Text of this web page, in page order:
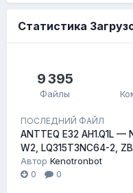
Статистика
9 395
Файлы
ПОСЛЕДНИЙ ФАЙЛ
ANTTEQ E32 AH1.Q1L
W2, LQ315T3NC64-2,
Автор Kenotronbot
0
0